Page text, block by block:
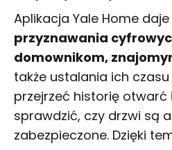
Aplikacja Yale Home
przyznawania
domownikom,
także ustalania ich czasu
przejrzeć historię otwarć
sprawdzić, czy drzwi są
zabezpieczone. Dzięki